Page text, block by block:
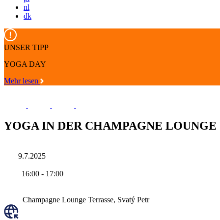
nl
dk
UNSER TIPP
YOGA DAY
Mehr lesen
YOGA IN DER CHAMPAGNE
9.7.2025
16:00 - 17:00
Champagne Lounge Terrasse, Svatý Petr